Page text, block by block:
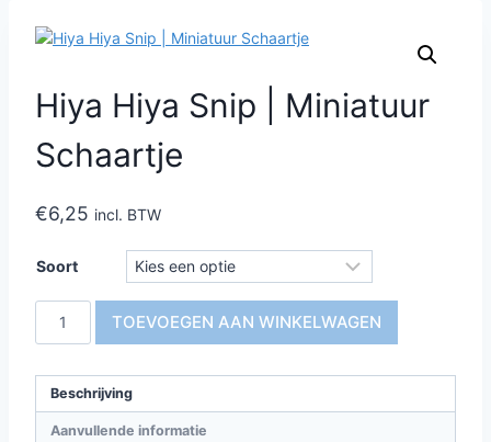
Hiya Hiya Snip | Miniatuur
Schaartje
€6,25 incl. BTW
Soort
Miniatuur
Schaartje
TOEVOEGEN AAN WINKELWAGEN
Beschrijving
Aanvullende informatie